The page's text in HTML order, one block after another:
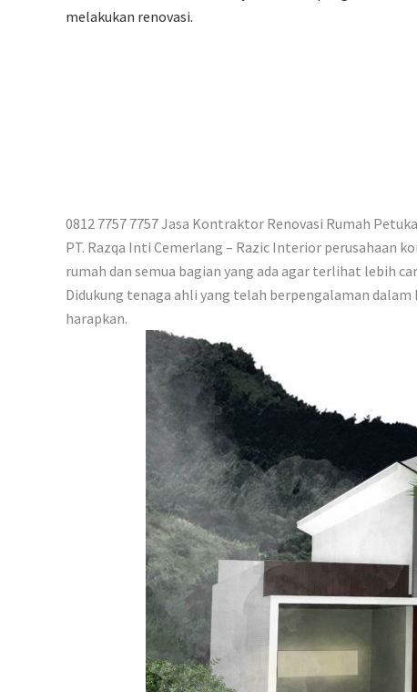
melakukan renovasi.
0812 7757 7757 Jasa Kontraktor Renovasi Rumah
PT. Razqa Inti Cemerlang – Razic Interior perusahaan
rumah dan semua bagian yang ada agar terlihat lebih
Didukung tenaga ahli yang telah berpengalaman
harapkan.